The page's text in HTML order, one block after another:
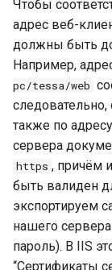
Чтобы
адрес веб-
должны быть
Например,
pc/tessa/web
также по адресу
сервера
https , причём
быть валиден
экспортируем
нашего
пароль). В IIS
“Сертификаты